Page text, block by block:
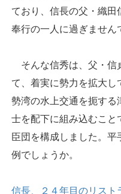
ており、信長の父・織田
奉行の一人に過ぎません
そんな信秀は、父・信
て、着実に勢力を拡大
勢湾の水上交通を扼する
士を配下に組み込むこと
臣団を構成しました。
例でしょうか。
信長、２４年目のリス